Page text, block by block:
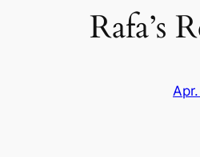
Rafa’s